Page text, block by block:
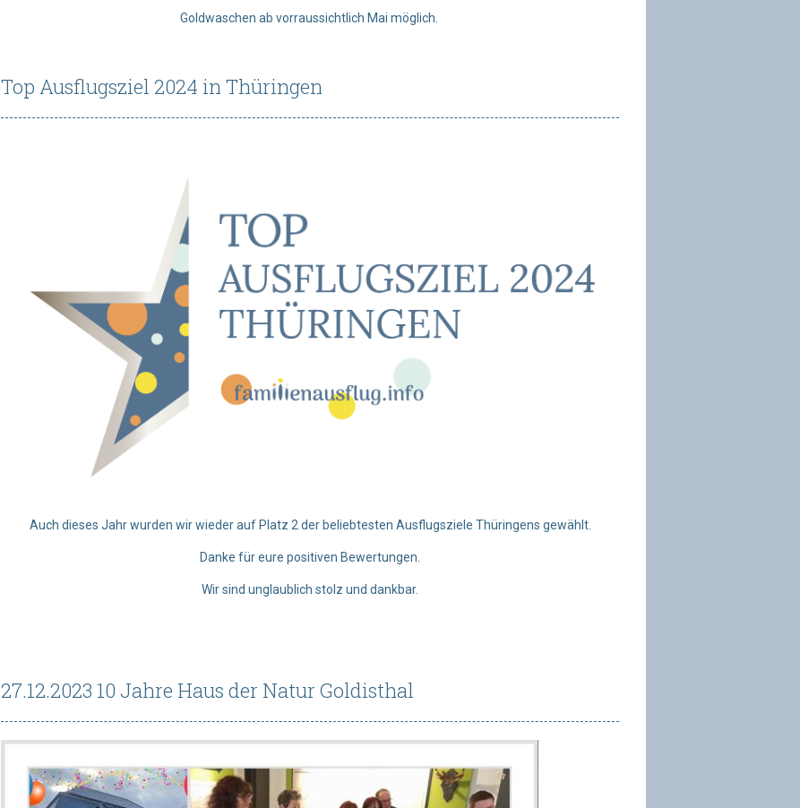
Goldwaschen ab vorraussichtlich Mai möglich.
Top Ausflugsziel 2024 in Thüringen
Auch dieses Jahr wurden wir wieder auf Platz 2 der beliebtesten Ausflugsziele Thüringens gewählt.
Danke für eure positiven Bewertungen.
Wir sind unglaublich stolz und dankbar.
27.12.2023 10 Jahre Haus der Natur Goldisthal